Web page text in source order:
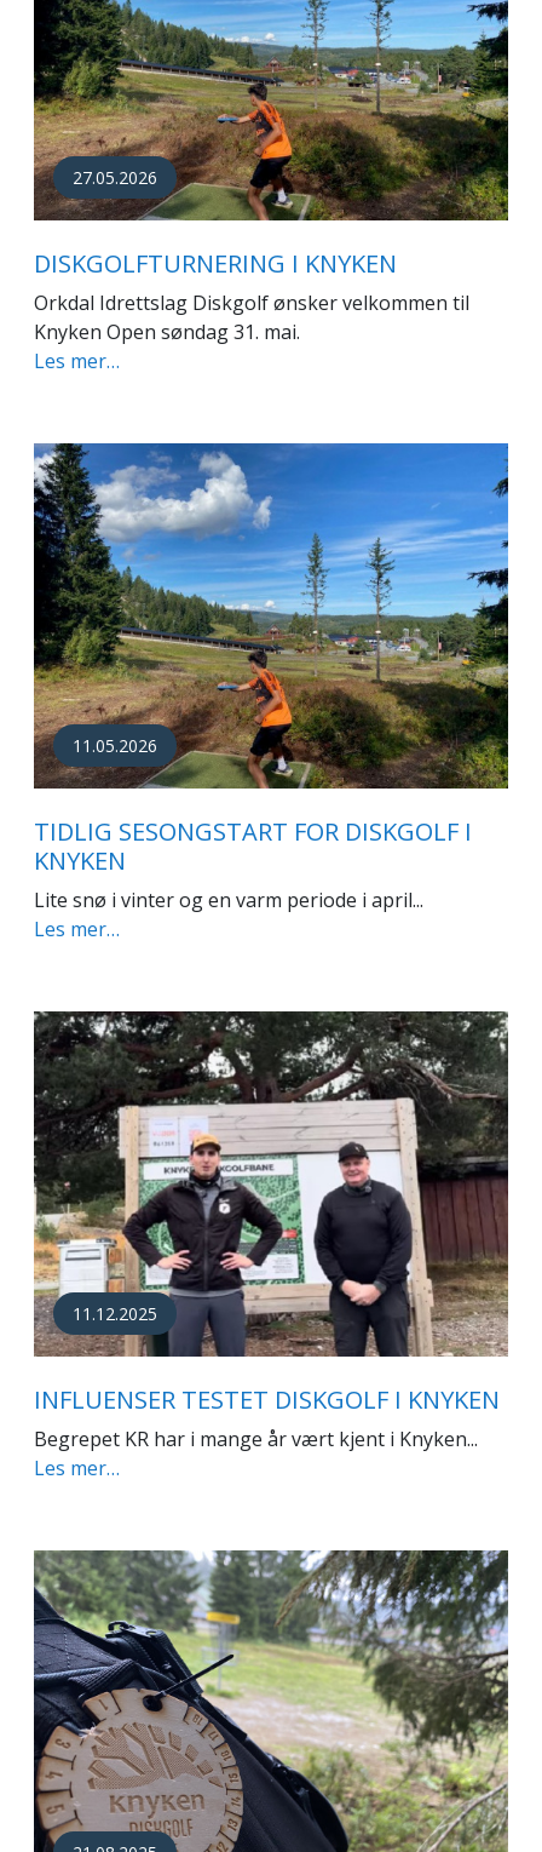
27.05.2026
DISKGOLFTURNERING I KNYKEN
Orkdal Idrettslag Diskgolf ønsker velkommen til
Knyken Open søndag 31. mai.
Les mer…
11.05.2026
TIDLIG SESONGSTART FOR DISKGOLF I
KNYKEN
Lite snø i vinter og en varm periode i april...
Les mer…
11.12.2025
INFLUENSER TESTET DISKGOLF I KNYKEN
Begrepet KR har i mange år vært kjent i Knyken...
Les mer…